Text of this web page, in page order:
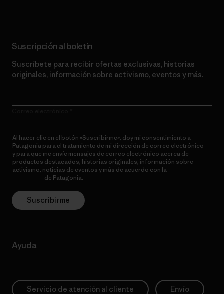
Suscripción al boletín
Suscríbete para recibir ofertas exclusivas, historias
originales, información sobre activismo, eventos y más.
Al hacer clic en el botón «Suscribirme», doy mi consentimiento a
Patagonia para el tratamiento de mi dirección de correo electrónico
y para que me envíe mensajes de correo electrónico acerca de
productos destacados, historias originales, información sobre
activismo, noticias de eventos y más de acuerdo con la
de Patagonia.
Suscribirme
Ayuda
Servicio de atención al cliente Envío